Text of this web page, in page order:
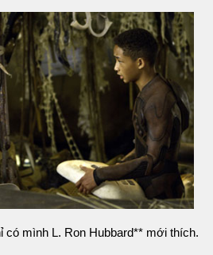
có mình L. Ron Hubbard** mới thích.